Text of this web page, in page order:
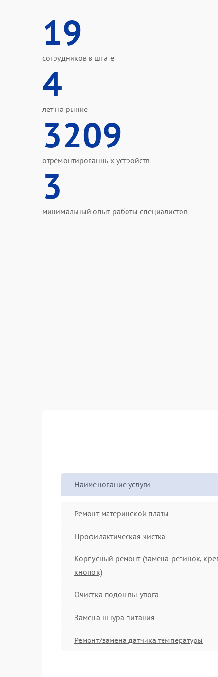
19
сотрудников в штате
4
лет на рынке
3209
отремонтированных устройств
3
минимальный опыт работы специалистов
Наименование услуги
Ремонт материнской платы
Профилактическая чистка
Корпусный ремонт (замена резинок,
кнопок)
Очистка подошвы утюга
Замена шнура питания
Ремонт/замена датчика температуры